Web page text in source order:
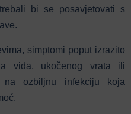
bi se posavjetovati s
simptomi poput izrazito
vida, ukočenog vrata ili
na ozbiljnu infekciju koja